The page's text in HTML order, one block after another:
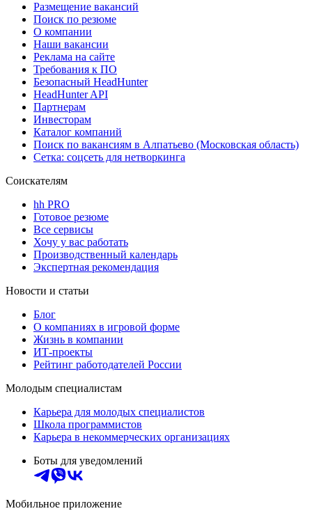
Размещение вакансий
Поиск по резюме
О компании
Наши вакансии
Реклама на сайте
Требования к ПО
Безопасный HeadHunter
HeadHunter API
Партнерам
Инвесторам
Каталог компаний
Поиск по вакансиям в Алпатьево (Московская область)
Сетка: соцсеть для нетворкинга
Соискателям
hh PRO
Готовое резюме
Все сервисы
Хочу у вас работать
Производственный календарь
Экспертная рекомендация
Новости и статьи
Блог
О компаниях в игровой форме
Жизнь в компании
ИТ-проекты
Рейтинг работодателей России
Молодым специалистам
Карьера для молодых специалистов
Школа программистов
Карьера в некоммерческих организациях
Боты для уведомлений
Мобильное приложение